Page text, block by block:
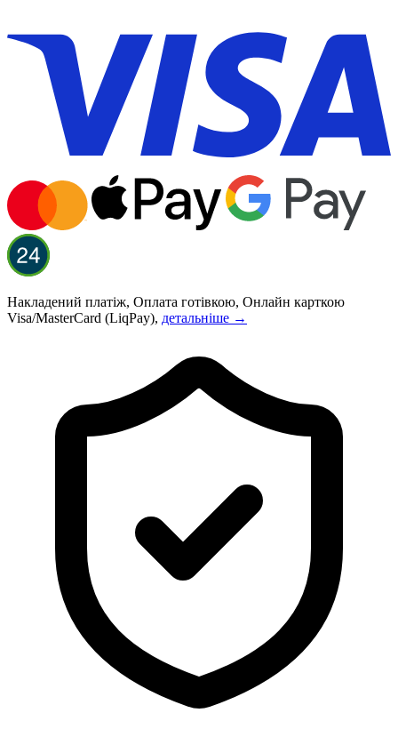
Накладений платіж, Оплата готівкою, Онлайн карткою
Visa/MasterCard (LiqPay), детальніше →